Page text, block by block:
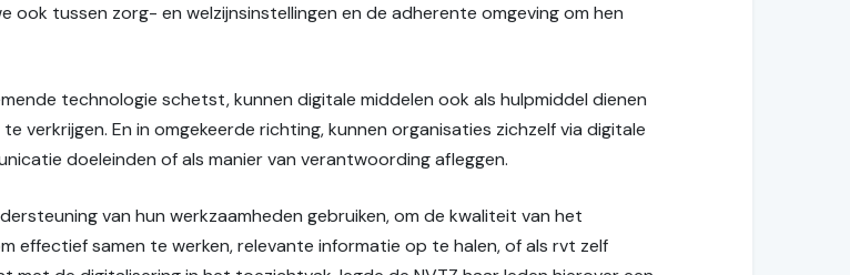
ook tussen zorg- en welzijnsinstellingen en de adherente omgeving om hen
technologie schetst, kunnen digitale middelen ook als hulpmiddel dienen
verkrijgen. En in omgekeerde richting, kunnen organisaties zichzelf via digitale
doeleinden of als manier van verantwoording afleggen.
van hun werkzaamheden gebruiken, om de kwaliteit van het
effectief samen te werken, relevante informatie op te halen, of als rvt zelf